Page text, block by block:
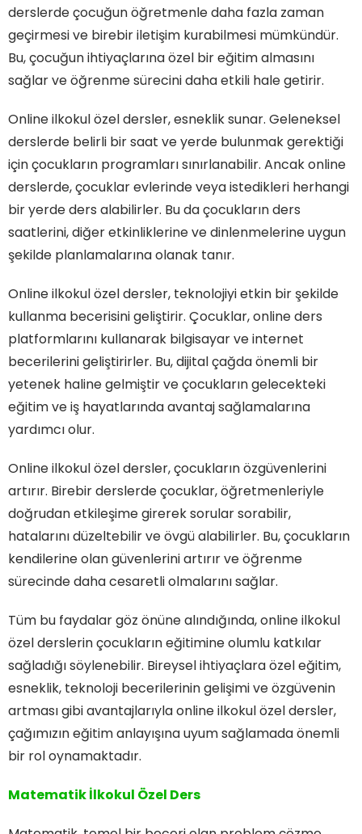
derslerde çocuğun öğretmenle daha fazla zaman
geçirmesi ve birebir iletişim kurabilmesi mümkündür.
Bu, çocuğun ihtiyaçlarına özel bir eğitim almasını
sağlar ve öğrenme sürecini daha etkili hale getirir.
Online ilkokul özel dersler, esneklik sunar. Geleneksel
derslerde belirli bir saat ve yerde bulunmak gerektiği
için çocukların programları sınırlanabilir. Ancak online
derslerde, çocuklar evlerinde veya istedikleri herhangi
bir yerde ders alabilirler. Bu da çocukların ders
saatlerini, diğer etkinliklerine ve dinlenmelerine uygun
şekilde planlamalarına olanak tanır.
Online ilkokul özel dersler, teknolojiyi etkin bir şekilde
kullanma becerisini geliştirir. Çocuklar, online ders
platformlarını kullanarak bilgisayar ve internet
becerilerini geliştirirler. Bu, dijital çağda önemli bir
yetenek haline gelmiştir ve çocukların gelecekteki
eğitim ve iş hayatlarında avantaj sağlamalarına
yardımcı olur.
Online ilkokul özel dersler, çocukların özgüvenlerini
artırır. Birebir derslerde çocuklar, öğretmenleriyle
doğrudan etkileşime girerek sorular sorabilir,
hatalarını düzeltebilir ve övgü alabilirler. Bu, çocukların
kendilerine olan güvenlerini artırır ve öğrenme
sürecinde daha cesaretli olmalarını sağlar.
Tüm bu faydalar göz önüne alındığında, online ilkokul
özel derslerin çocukların eğitimine olumlu katkılar
sağladığı söylenebilir. Bireysel ihtiyaçlara özel eğitim,
esneklik, teknoloji becerilerinin gelişimi ve özgüvenin
artması gibi avantajlarıyla online ilkokul özel dersler,
çağımızın eğitim anlayışına uyum sağlamada önemli
bir rol oynamaktadır.
Matematik İlkokul Özel Ders